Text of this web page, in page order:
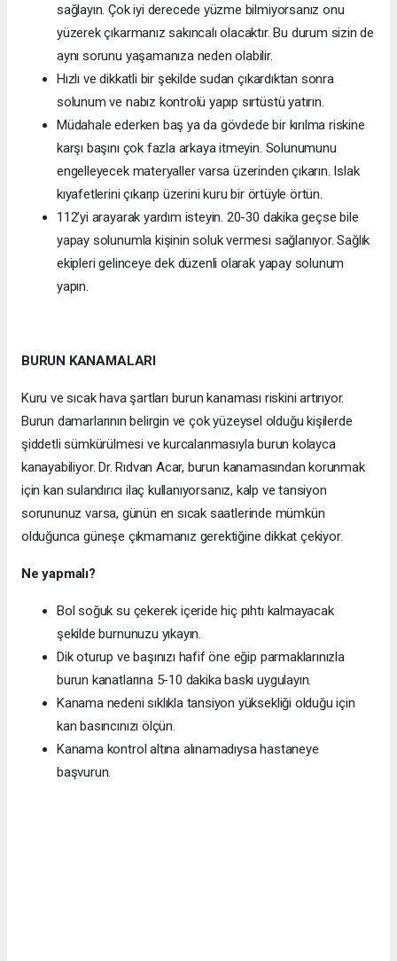
sağlayın. Çok iyi derecede yüzme bilmiyorsanız onu
yüzerek çıkarmanız sakıncalı olacaktır. Bu durum sizin de
aynı sorunu yaşamanıza neden olabilir.
Hızlı ve dikkatli bir şekilde sudan çıkardıktan sonra
solunum ve nabız kontrolü yapıp sırtüstü yatırın.
Müdahale ederken baş ya da gövdede bir kırılma riskine
karşı başını çok fazla arkaya itmeyin. Solunumunu
engelleyecek materyaller varsa üzerinden çıkarın. Islak
kıyafetlerini çıkarıp üzerini kuru bir örtüyle örtün.
112’yi arayarak yardım isteyin. 20-30 dakika geçse bile
yapay solunumla kişinin soluk vermesi sağlanıyor. Sağlık
ekipleri gelinceye dek düzenli olarak yapay solunum
yapın.
BURUN KANAMALARI
Kuru ve sıcak hava şartları burun kanaması riskini artırıyor.
Burun damarlarının belirgin ve çok yüzeysel olduğu kişilerde
şiddetli sümkürülmesi ve kurcalanmasıyla burun kolayca
kanayabiliyor. Dr. Rıdvan Acar, burun kanamasından korunmak
için kan sulandırıcı ilaç kullanıyorsanız, kalp ve tansiyon
sorununuz varsa, günün en sıcak saatlerinde mümkün
olduğunca güneşe çıkmamanız gerektiğine dikkat çekiyor.
Ne yapmalı?
Bol soğuk su çekerek içeride hiç pıhtı kalmayacak
şekilde burnunuzu yıkayın.
Dik oturup ve başınızı hafif öne eğip parmaklarınızla
burun kanatlarına 5-10 dakika baskı uygulayın.
Kanama nedeni sıklıkla tansiyon yüksekliği olduğu için
kan basıncınızı ölçün.
Kanama kontrol altına alınamadıysa hastaneye
başvurun.